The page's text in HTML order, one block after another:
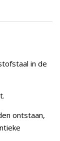
in de
ontstaan,